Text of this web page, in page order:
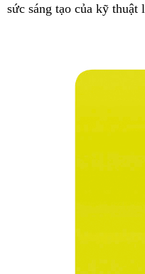
sức sáng tạo của kỹ thuật